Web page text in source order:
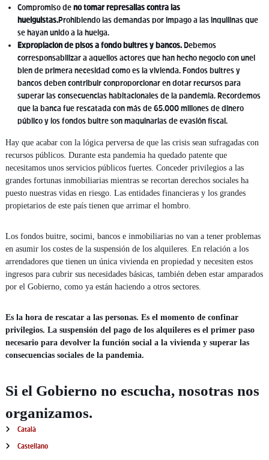
Compromiso de no tomar represalias contra las
huelguistas.Prohibiendo las demandas por impago a las inquilinas que
se hayan unido a la huelga.
Expropiación de pisos a fondo buitres y bancos. Debemos
corresponsabilizar a aquellos actores que han hecho negocio con unel
bien de primera necesidad como es la vivienda. Fondos buitres y
bancos deben contribuir conproporcionar en dotar recursos para
superar las consecuencias habitacionales de la pandemia. Recordemos
que la banca fue rescatada con más de 65.000 millones de dinero
público y los fondos buitre son maquinarias de evasión fiscal.
Hay que acabar con la lógica perversa de que las crisis sean sufragadas con
recursos públicos. Durante esta pandemia ha quedado patente que
necesitamos unos servicios públicos fuertes. Conceder privilegios a las
grandes fortunas inmobiliarias mientras se recortan derechos sociales ha
puesto nuestras vidas en riesgo. Las entidades financieras y los grandes
propietarios de este país tienen que arrimar el hombro.
Los fondos buitre, socimi, bancos e inmobiliarias no van a tener problemas
en asumir los costes de la suspensión de los alquileres. En relación a los
arrendadores que tienen un única vivienda en propiedad y necesiten estos
ingresos para cubrir sus necesidades básicas, también deben estar amparados
por el Gobierno, como ya están haciendo a otros sectores.
Es la hora de rescatar a las personas. Es el momento de confinar
privilegios. La suspensión del pago de los alquileres es el primer paso
necesario para devolver la función social a la vivienda y superar las
consecuencias sociales de la pandemia.
Si el Gobierno no escucha, nosotras nos
organizamos.
Català
Castellano